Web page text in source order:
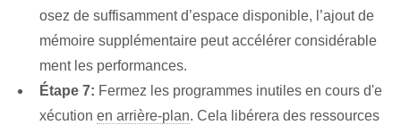
osez de suffisamment d’espace disponible, l’ajout de
mémoire supplémentaire peut accélérer considérable
ment les performances.
Étape 7: Fermez les programmes inutiles en cours d'e
xécution en arrière-plan. Cela libérera des ressources